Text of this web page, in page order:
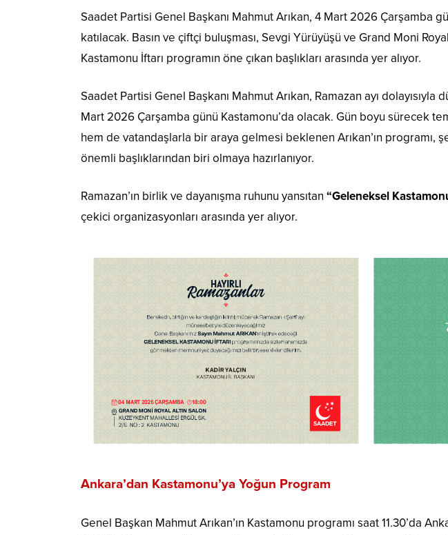
Saadet Partisi Genel Başkanı Mahmut Arıkan, 4 Mart 2026 Çarşamba
katılacak. Basın ve çiftçi buluşması, Sevgi Yürüyüşü ve Grand Moni
Kastamonu İftarı programın öne çıkan başlıkları arasında yer alıyor.
Saadet Partisi Genel Başkanı Mahmut Arıkan, Ramazan ayı
Mart 2026 Çarşamba günü Kastamonu’da olacak. Gün boyu sürecek
hem de vatandaşlarla bir araya gelmesi beklenen Arıkan’ın programı,
önemli başlıklarından biri olmaya hazırlanıyor.
Ramazan’ın birlik ve dayanışma ruhunu yansıtan “Geleneksel
çekici organizasyonları arasında yer alıyor.
Ankara’dan Kastamonu’ya Yoğun Program
Genel Başkan Mahmut Arıkan’ın Kastamonu programı saat 11.30’da